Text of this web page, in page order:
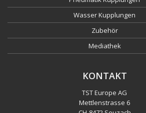
Wasser Kupplungen
Zubehör
Mediathek
KONTAKT
TST Europe AG
Mettlenstrasse 6